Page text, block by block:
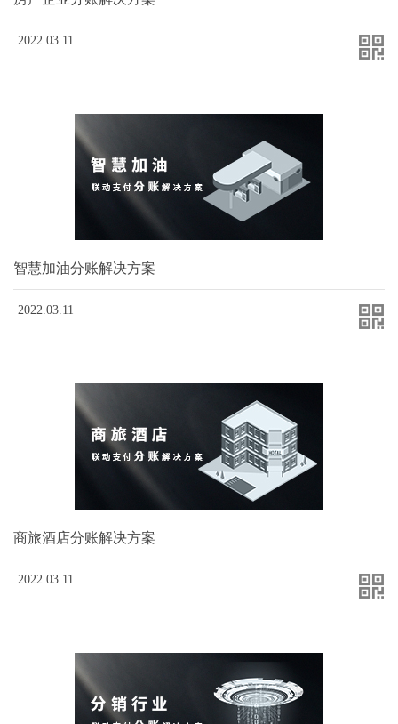
2022.03.11
智慧加油分账解决方案
2022.03.11
商旅酒店分账解决方案
2022.03.11